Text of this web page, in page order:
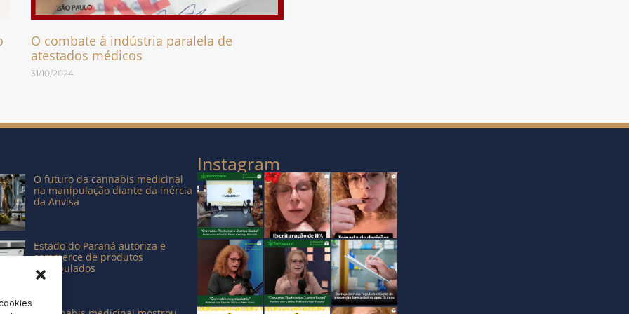
O combate à indústria paralela de
atestados médicos
31/10/2024
O futuro da cannabis medicinal
na manipulação diante da inércia
da Anvisa
Estado do Paraná autoriza e-
commerce de produtos
manipulados
Instagram